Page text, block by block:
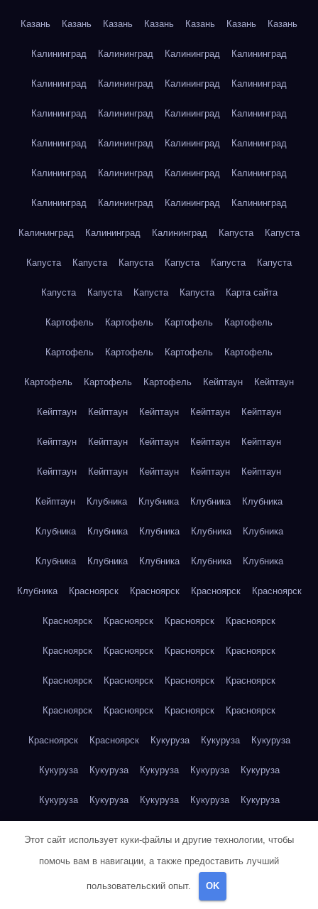
Казань Казань Казань Казань Казань Казань Казань
Калининград Калининград Калининград Калининград
Калининград Калининград Калининград Калининград
Калининград Калининград Калининград Калининград
Калининград Калининград Калининград Калининград
Калининград Калининград Калининград Калининград
Калининград Калининград Калининград Калининград
Калининград Калининград Калининград Капуста Капуста
Капуста Капуста Капуста Капуста Капуста Капуста
Капуста Капуста Капуста Капуста Карта сайта
Картофель Картофель Картофель Картофель
Картофель Картофель Картофель Картофель
Картофель Картофель Картофель Кейптаун Кейптаун
Кейптаун Кейптаун Кейптаун Кейптаун Кейптаун
Кейптаун Кейптаун Кейптаун Кейптаун Кейптаун
Кейптаун Кейптаун Кейптаун Кейптаун Кейптаун
Кейптаун Клубника Клубника Клубника Клубника
Клубника Клубника Клубника Клубника Клубника
Клубника Клубника Клубника Клубника Клубника
Клубника Красноярск Красноярск Красноярск Красноярск
Красноярск Красноярск Красноярск Красноярск
Красноярск Красноярск Красноярск Красноярск
Красноярск Красноярск Красноярск Красноярск
Красноярск Красноярск Красноярск Красноярск
Красноярск Красноярск Кукуруза Кукуруза Кукуруза
Кукуруза Кукуруза Кукуруза Кукуруза Кукуруза
Кукуруза Кукуруза Кукуруза Кукуруза Кукуруза
Куриная грудка Куриная грудка Куриная грудка
Куриная грудка Куриная грудка Куриная грудка
Этот сайт использует куки-файлы и другие технологии, чтобы
помочь вам в навигации, а также предоставить лучший
пользовательский опыт. OK